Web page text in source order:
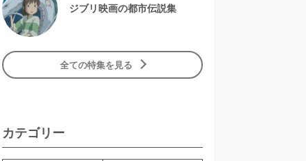
ジブリ映画の都市伝説集
全ての特集を見る
カテゴリー